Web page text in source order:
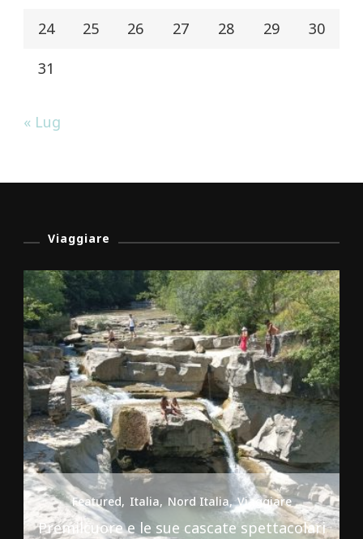
24 25 26 27 28 29 30
31
« Lug
Viaggiare
Featured Italia Nord Italia Viaggiare
Premilcuore e le sue cascate spettacolari